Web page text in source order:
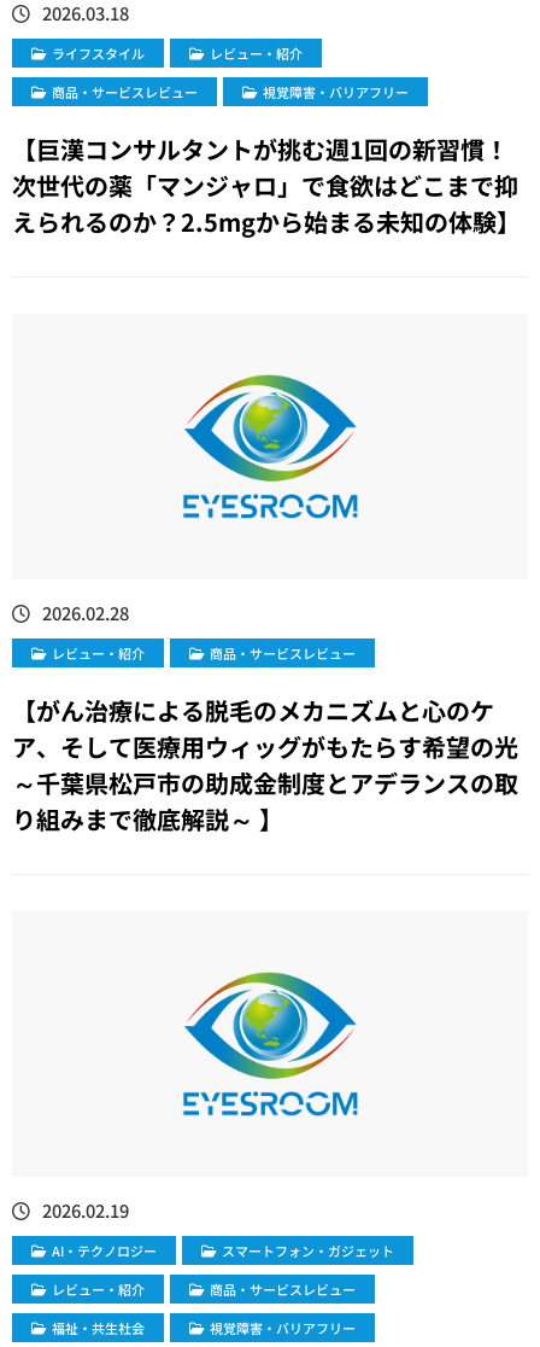
2026.03.18
ライフスタイル
レビュー・紹介
商品・サービスレビュー
視覚障害・バリアフリー
【巨漢コンサルタントが挑む週1回の新習慣！
次世代の薬「マンジャロ」で食欲はどこまで抑
えられるのか？2.5mgから始まる未知の体験】
2026.02.28
レビュー・紹介 商品・サービスレビュー
【がん治療による脱毛のメカニズムと心のケ
ア、そして医療用ウィッグがもたらす希望の光
～千葉県松戸市の助成金制度とアデランスの取
り組みまで徹底解説～ 】
2026.02.19
​AI・テクノロジー
スマートフォン・ガジェット
レビュー・紹介
商品・サービスレビュー
福祉・共生社会
視覚障害・バリアフリー